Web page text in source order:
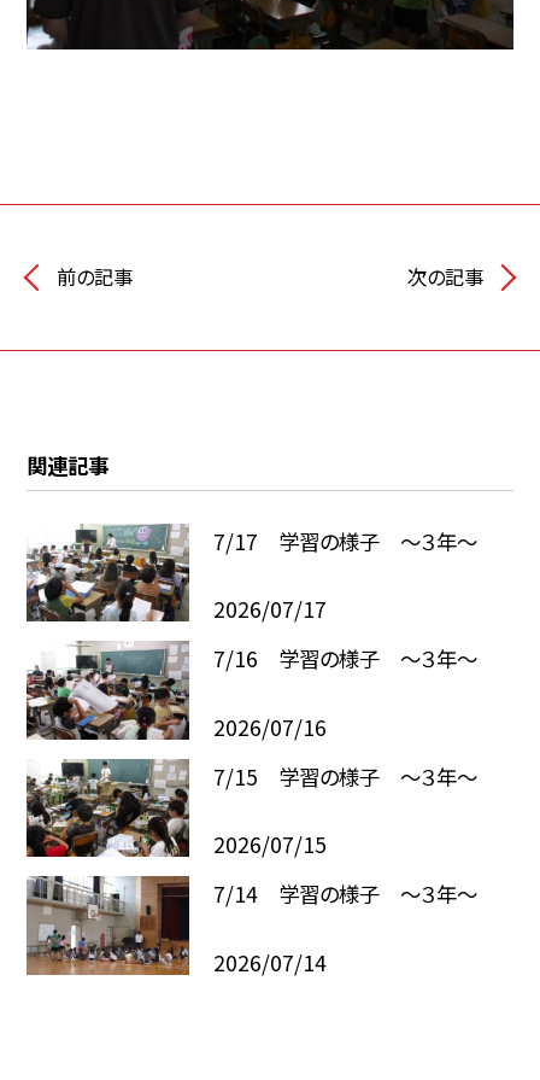
前の記事 次の記事
関連記事
7/17 学習の様子 ～３年～
2026/07/17
7/16 学習の様子 ～３年～
2026/07/16
7/15 学習の様子 ～３年～
2026/07/15
7/14 学習の様子 ～３年～
2026/07/14